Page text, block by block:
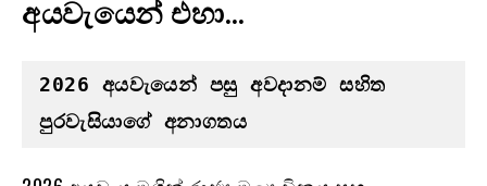
අයවැයෙන් එහා…
2026 අයවැයෙන් පසු අවදානම් සහිත
පුරවැසියාගේ අනාගතය